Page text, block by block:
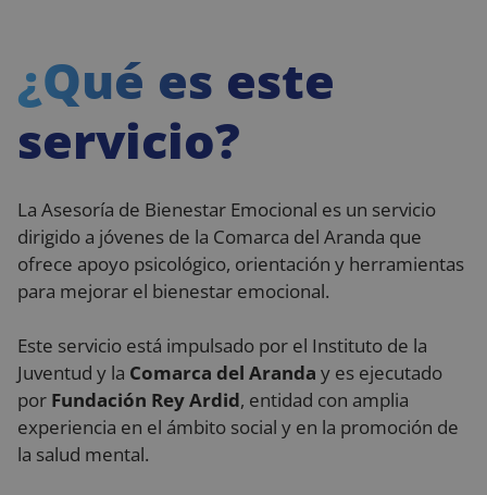
¿Qué es este
servicio?
La Asesoría de Bienestar Emocional es un servicio
dirigido a jóvenes de la Comarca del Aranda que
ofrece apoyo psicológico, orientación y herramientas
para mejorar el bienestar emocional.
Este servicio está impulsado por el Instituto de la
Juventud y la Comarca del Aranda y es ejecutado
por Fundación Rey Ardid, entidad con amplia
experiencia en el ámbito social y en la promoción de
la salud mental.